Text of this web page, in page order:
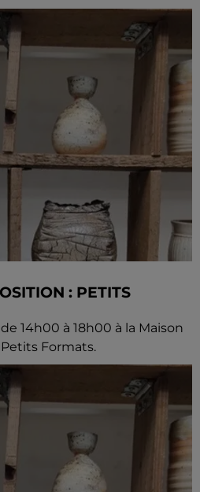
: PETITS
14h00 à 18h00 à la Maison
Formats.